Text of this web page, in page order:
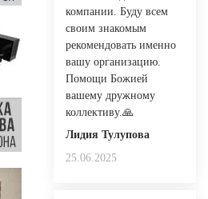
компании. Буду всем
своим знакомым
рекомендовать именно
вашу организацию.
Помощи Божией
вашему дружному
коллективу.🙏
Лидия Тулупова
25.06.2025